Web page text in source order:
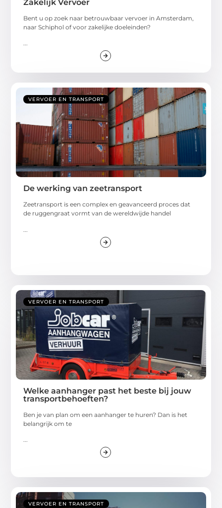
Zakelijk Vervoer
Bent u op zoek naar betrouwbaar vervoer in Amsterdam,
naar Schiphol of voor zakelijke doeleinden?
...
VERVOER EN TRANSPORT
De werking van zeetransport
Zeetransport is een complex en geavanceerd proces dat
de ruggengraat vormt van de wereldwijde handel
VERVOER EN TRANSPORT
Welke aanhanger past het beste bij jouw
transportbehoeften?
Ben je van plan om een aanhanger te huren? Dan is het
belangrijk om te
...
VERVOER EN TRANSPORT